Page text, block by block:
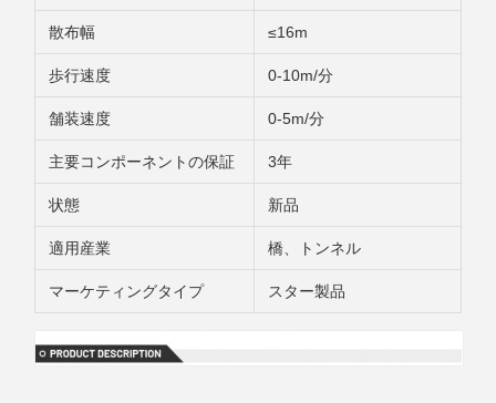
散布幅 ≤16m
歩行速度 0-10m/分
舗装速度 0-5m/分
主要コンポーネントの保証 3年
状態 新品
適用産業 橋、トンネル
マーケティングタイプ スター製品